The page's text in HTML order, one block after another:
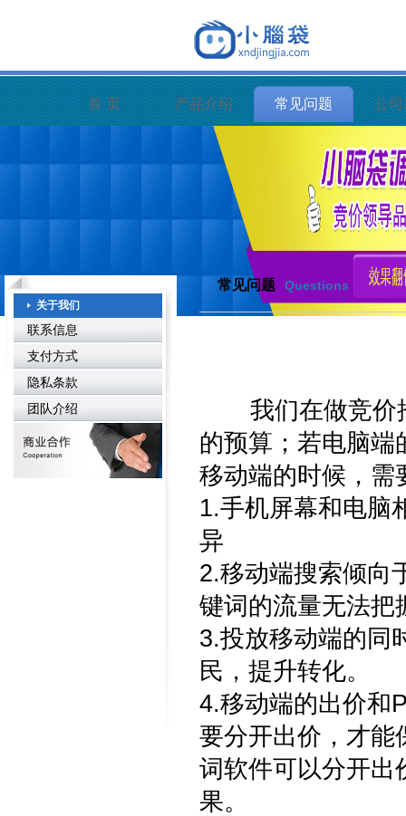
首 页 产品介绍 常见问题 公
关于我们
联系信息
支付方式
隐私条款
团队介绍
常见问题 Questions
我们在做竞价推
的预算；若电脑端
移动端的时候，需
1.手机屏幕和电脑
异
2.移动端搜索倾向
键词的流量无法把
3.投放移动端的同
民，提升转化。
4.移动端的出价和
要分开出价，才能
词软件可以分开出
果。